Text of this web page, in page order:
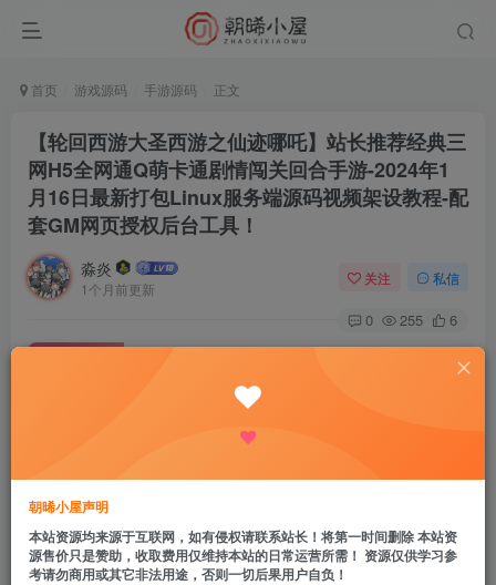
首页 游戏源码 手游源码 正文
【轮回西游大圣西游之仙迹哪吒】站长推荐经典三
网H5全网通Q萌卡通剧情闯关回合手游-2024年1
月16日最新打包Linux服务端源码视频架设教程-配
套GM网页授权后台工具！
淼炎
1个月前更新
关注 私信
0 255 6
此内容为付费资源，请付费后查看
普通会员R0.9 超级会员免费
立即购买
您当前未登录！建议登陆后购买，可保存购买订单
付费资源
朝晞小屋声明
本站资源均来源于互联网，如有侵权请联系站长！将第一时间删除 本站资
源售价只是赞助，收取费用仅维持本站的日常运营所需！ 资源仅供学习参
考请勿商用或其它非法用途，否则一切后果用户自负！